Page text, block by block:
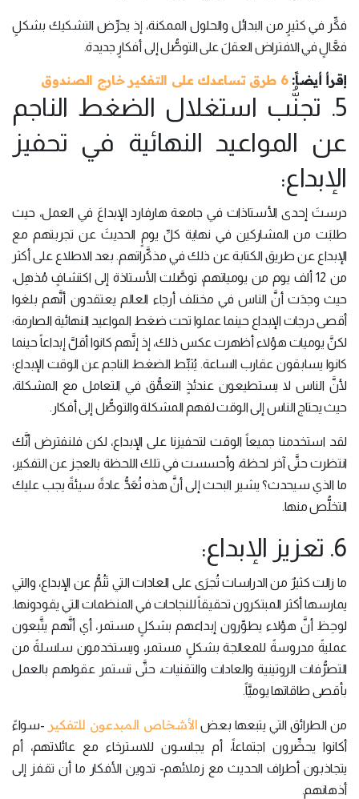
فكِّر في كثيرٍ من البدائل والحلول الممكنة، إذ يحرِّض التشكيك بشكلٍ
فعَّالٍ في الافتراض العقلَ على التوصُّل إلى أفكارٍ جديدة.
إقرأ أيضاً:6 طرق تساعدك على التفكير خارج الصندوق
5. تجنُّب استغلال الضغط الناجم
عن المواعيد النهائية في تحفيز
الإبداع:
درستَ إحدى الأستاذات في جامعة هارفارد الإبداعَ في العمل، حيث
طلبَت من المشاركين في نهاية كلِّ يومٍ الحديثَ عن تجربتهم مع
الإبداع عن طريق الكتابة عن ذلك في مذكَّراتهم. بعد الاطلاع على أكثر
من 12 ألف يوم من يومياتهم، توصَّلت الأستاذة إلى اكتشافٍ مُذهِل،
حيث وجدَت أنَّ الناس في مختلف أرجاء العالم يعتقدون أنَّهم بلغوا
أقصى درجات الإبداع حينما عملوا تحت ضغط المواعيد النهائية الصارمة؛
لكنَّ يوميات هؤلاء أظهرت عكس ذلك، إذ إنَّهم كانوا أقلَّ إبداعاً حينما
كانوا يسابقون عقارب الساعة. يُثبِّط الضغط الناجم عن الوقت الإبداع؛
لأنَّ الناس لا يستطيعون عندئذٍ التعمُّق في التعامل مع المشكلة،
حيث يحتاج الناس إلى الوقت لفهم المشكلة والتوصُّل إلى أفكار.
لقد استخدمنا جميعاً الوقت لتحفيزنا على الإبداع، لكن فلنفترض أنَّك
انتظرت حتَّى آخر لحظة، وأحسست في تلك اللحظة بالعجز عن التفكير،
ما الذي سيحدث؟ يشير البحث إلى أنَّ هذه تُعَدُّ عادةً سيئةً يجب عليك
التخلُّص منها.
6. تعزيز الإبداع:
ما زالت كثيرٌ من الدراسات تُجرَى على العادات التي تَنُمُّ عن الإبداع، والتي
يمارسها أكثر المبتكرون تحقيقاً للنجاحات في المنظمات التي يقودونها.
لوحِظ أنَّ هؤلاء يطوِّرون إبداعهم بشكلٍ مستمر، أي أنَّهم يتَّبعون
عمليةً مدروسةً للمعالجة بشكلٍ مستمر، ويستخدمون سلسلةً من
التصرُّفات الروتينية والعادات والتقنيات، حتَّى تستمر عقولهم بالعمل
بأقصى طاقاتها يوميَّاً.
من الطرائق التي يتبعها بعض الأشخاص المبدعون للتفكير -سواءً
أكانوا يحضِّرون اجتماعاً، أم يجلسون للاسترخاء مع عائلاتهم، أم
يتجاذبون أطراف الحديث مع زملائهم- تدوين الأفكار ما أن تقفز إلى
أذهانهم.